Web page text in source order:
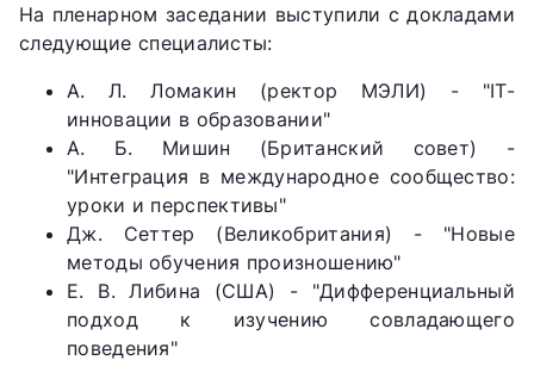
На пленарном заседании выступили с докладами
следующие специалисты:
А. Л. Ломакин (ректор МЭЛИ) - "IT-
инновации в образовании"
А. Б. Мишин (Британский совет) -
"Интеграция в международное сообщество:
уроки и перспективы"
Дж. Сеттер (Великобритания) - "Новые
методы обучения произношению"
Е. В. Либина (США) - "Дифференциальный
подход к изучению совладающего
поведения"